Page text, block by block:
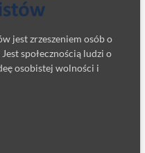
jest zrzeszeniem osób o
społecznością ludzi o
osobistej wolności i